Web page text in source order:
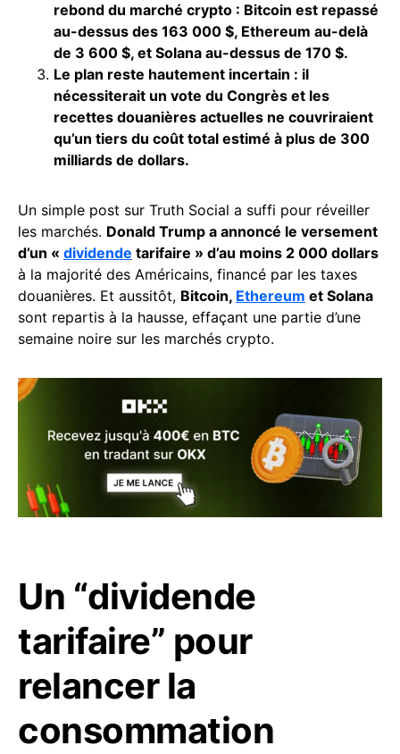
rebond du marché crypto : Bitcoin est repassé
au-dessus des 163 000 $, Ethereum au-delà
de 3 600 $, et Solana au-dessus de 170 $.
Le plan reste hautement incertain : il
nécessiterait un vote du Congrès et les
recettes douanières actuelles ne couvriraient
qu’un tiers du coût total estimé à plus de 300
milliards de dollars.
Un simple post sur Truth Social a suffi pour réveiller
les marchés. Donald Trump a annoncé le versement
d’un « dividende tarifaire » d’au moins 2 000 dollars
à la majorité des Américains, financé par les taxes
douanières. Et aussitôt, Bitcoin, Ethereum et Solana
sont repartis à la hausse, effaçant une partie d’une
semaine noire sur les marchés crypto.
Un “dividende
tarifaire” pour
relancer la
consommation